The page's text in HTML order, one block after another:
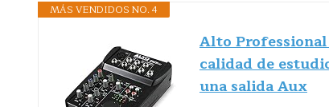
MÁS VENDIDOS NO. 4
Alto Professional
calidad de
una salida Aux